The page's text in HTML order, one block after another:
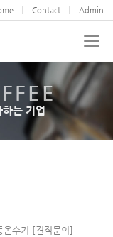
Contact Admin
하는 기업
하는 기업
온수기 [견적문의]